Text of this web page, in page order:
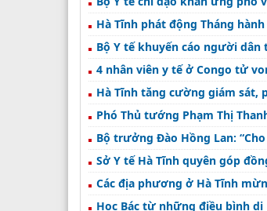
Hà Tĩnh phát động Tháng
Bộ Y tế khuyến cáo người
4 nhân viên y tế ở Congo tử
Hà Tĩnh tăng cường giám sát,
Phó Thủ tướng Phạm Thị
Bộ trưởng Đào Hồng Lan:
Sở Y tế Hà Tĩnh quyên góp
Các địa phương ở Hà Tĩnh
Học Bác từ những điều bình dị